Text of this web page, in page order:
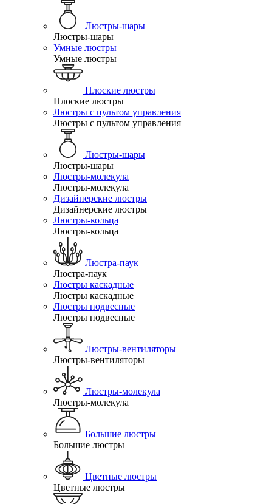
Люстры-шары
Люстры-шары
Умные люстры
Умные люстры
Плоские люстры
Плоские люстры
Люстры с пультом управления
Люстры с пультом управления
Люстры-шары
Люстры-шары
Люстры-молекула
Люстры-молекула
Дизайнерские люстры
Дизайнерские люстры
Люстры-кольца
Люстры-кольца
Люстра-паук
Люстра-паук
Люстры каскадные
Люстры каскадные
Люстры подвесные
Люстры подвесные
Люстры-вентиляторы
Люстры-вентиляторы
Люстры-молекула
Люстры-молекула
Большие люстры
Большие люстры
Цветные люстры
Цветные люстры